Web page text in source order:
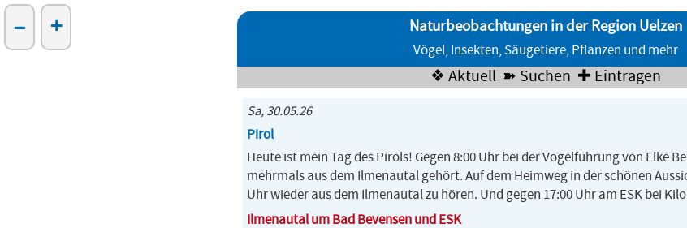
Naturbeobachtungen in der Region Uelzen
Vögel, Insekten, Säugetiere, Pflanzen und mehr
❖ Aktuell ➽ Suchen ✚ Eintragen
Sa, 30.05.26
Pirol
Heute ist mein Tag des Pirols! Gegen 8:00 Uhr bei der Vogelführung von Elke
mehrmals aus dem Ilmenautal gehört. Auf dem Heimweg in der schönen
Uhr wieder aus dem Ilmenautal zu hören. Und gegen 17:00 Uhr am ESK bei
Ilmenautal um Bad Bevensen und ESK
– +